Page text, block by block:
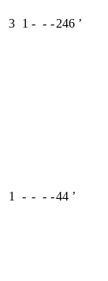
3 1 - - -246 ʼ
1 - - - -44 ʼ